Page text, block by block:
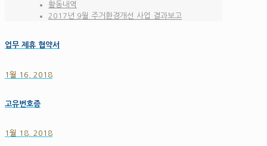
활동내역
2017년 9월 주거환경개선 사업 결과보고
업무 제휴 협약서
1월 16, 2018
고유번호증
1월 18, 2018